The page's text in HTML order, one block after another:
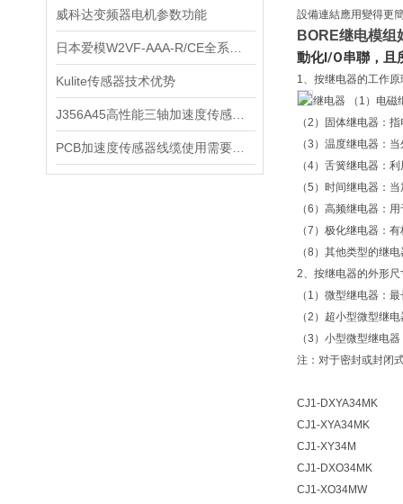
威科达变频器电机参数功能
Kulite传感器技术优势
設備連結應用變得更
BORE继电模组
動化I/O串聯，且
1、按继电器的工作
继电器 （1）电磁
（2）固体继电器：
（3）温度继电器：
（4）舌簧继电器：
（5）时间继电器：
（6）高频继电器：
（7）极化继电器：
（8）其他类型的继
2、按继电器的外形尺
（1）微型继电器：
（2）超小型微型继
（3）小型微型继电
注：对于密封或封闭
CJ1-
CJ1-XYA34MK
CJ1-XY34M
CJ1-DXO34MK
CJ1-XO34MW